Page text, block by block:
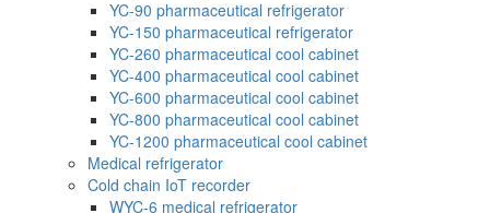
YC-90 pharmaceutical refrigerator
YC-150 pharmaceutical refrigerator
YC-260 pharmaceutical cool cabinet
YC-400 pharmaceutical cool cabinet
YC-600 pharmaceutical cool cabinet
YC-800 pharmaceutical cool cabinet
YC-1200 pharmaceutical cool cabinet
Medical refrigerator
Cold chain IoT recorder
WYC-6 medical refrigerator